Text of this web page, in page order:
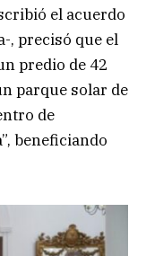
el acuerdo
, precisó que el
predio de 42
parque solar de
de
beneficiando